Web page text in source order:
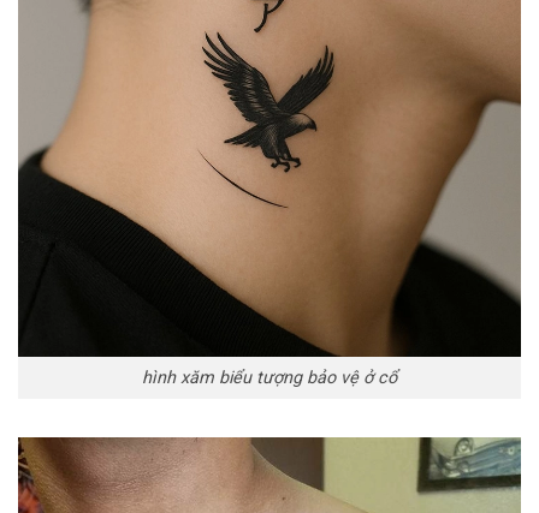
hình xăm biểu tượng bảo vệ ở cổ